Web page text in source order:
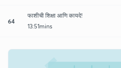
64
फाशीची शिक्षा आणि कायदे!
13:51mins